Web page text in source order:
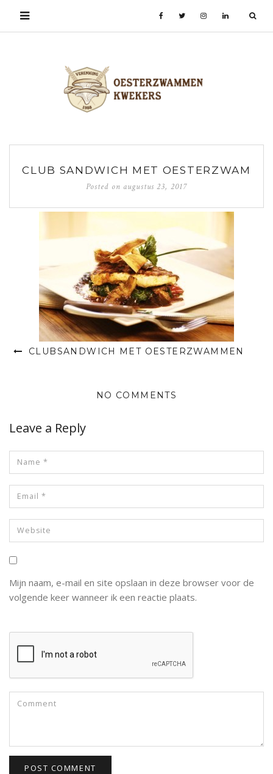
CLUB SANDWICH MET OESTERZWAM
Posted on augustus 23, 2017
CLUBSANDWICH MET OESTERZWAMMEN
NO COMMENTS
Leave a Reply
Mijn naam, e-mail en site opslaan in deze browser voor de
volgende keer wanneer ik een reactie plaats.